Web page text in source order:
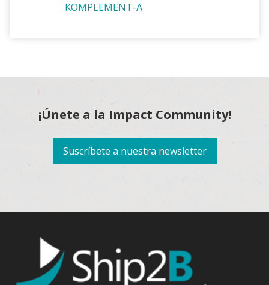
KOMPLEMENT-A
¡Únete a la Impact Community!
Suscríbete a nuestra newsletter